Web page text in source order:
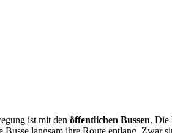
ist mit den öffentlichen Bussen. Die